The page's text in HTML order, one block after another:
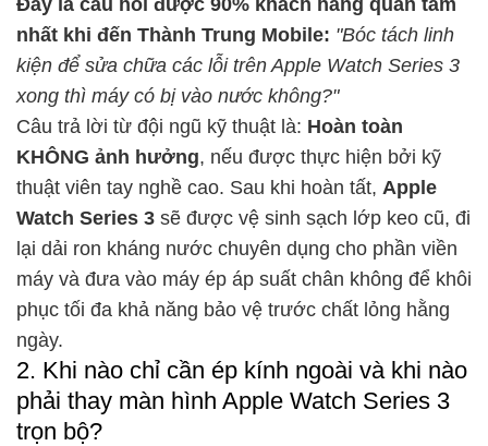
nhất khi đến Thành Trung Mobile: "Bóc tách linh
kiện để sửa chữa các lỗi trên Apple Watch Series 3
xong thì máy có bị vào nước không?"
Câu trả lời từ đội ngũ kỹ thuật là: Hoàn toàn
KHÔNG ảnh hưởng, nếu được thực hiện bởi kỹ
thuật viên tay nghề cao. Sau khi hoàn tất, Apple
Watch Series 3 sẽ được vệ sinh sạch lớp keo cũ, đi
lại dải ron kháng nước chuyên dụng cho phần viền
máy và đưa vào máy ép áp suất chân không để khôi
phục tối đa khả năng bảo vệ trước chất lỏng hằng
ngày.
2. Khi nào chỉ cần ép kính ngoài và khi nào
phải thay màn hình Apple Watch Series 3
trọn bộ?